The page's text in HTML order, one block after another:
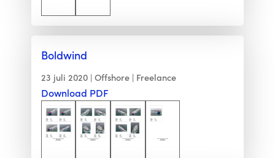
Boldwind
23 juli 2020 Offshore Freelance
Download PDF